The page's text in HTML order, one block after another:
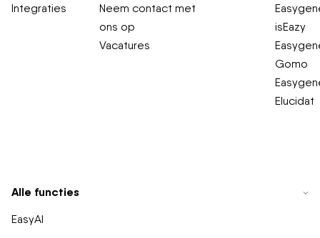
Integraties
Neem contact met
ons op
Vacatures
isEazy
Gomo
Elucidat
Alle functies
EasyAI